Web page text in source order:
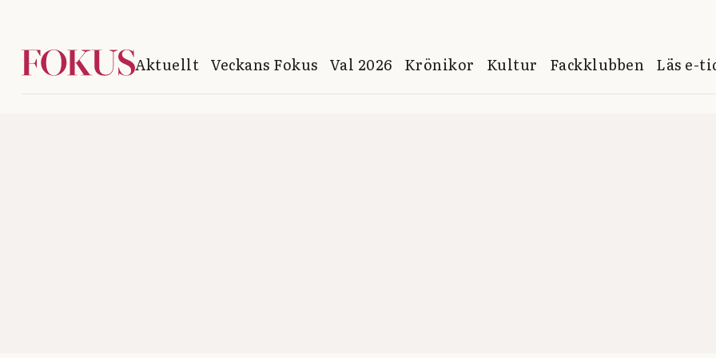
Aktuellt Veckans Fokus Val 2026 Krönikor Kultur Fackklubben Läs e-